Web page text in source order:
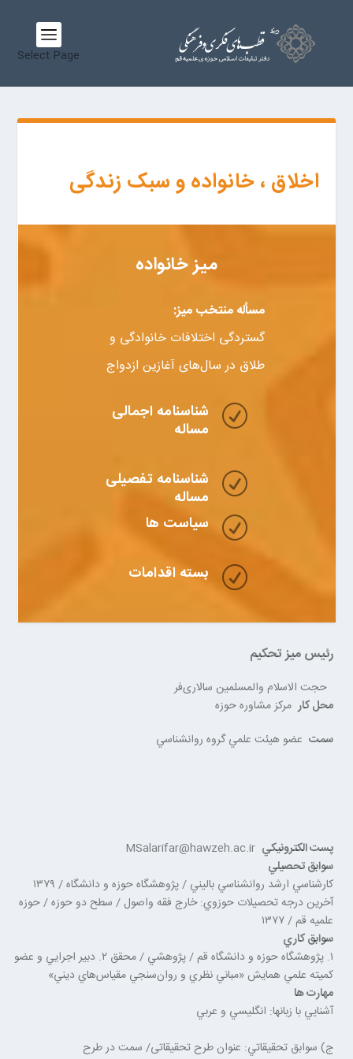
Select Page
اخلاق ، خانواده و سبک زندگی
میز خانواده
مسأله منتخب میز:
گستردگی اختلافات خانوادگی و
طلاق در سال‌های آغازین ازدواج
R شناسنامه اجمالی
مساله
R شناسنامه تفصیلی
مساله
R سیاست ها
R بسته اقدامات
رئیس میز تحکیم
حجت الاسلام والمسلمین سالاری‌فر
محل كار مرکز مشاوره حوزه
سمت عضو هيئت علمي گروه روانشناسي
پست الكترونيكي MSalarifar@hawzeh.ac.ir
سوابق تحصيلي
كارشناسي ارشد روانشناسي باليني / پژوهشگاه حوزه و دانشگاه / ١٣٧٩
آخرين درجه تحصيلات حوزوي: خارج فقه واصول / سطح دو حوزه / حوزه
علميه قم / ١٣٧٧
سوابق كاري
١. پژوهشگاه حوزه و دانشگاه قم / پژوهشي / محقق ٢. دبير اجرايي و عضو
كميته علمي همايش «مباني نظري و روان‌سنجي مقياس‌هاي ديني»
مهارت ها
آشنايي با زبان‏ها: انگليسي و عربي
ج) سوابق تحقيقاتي: عنوان طرح تحقيقاتى/ سمت در طرح